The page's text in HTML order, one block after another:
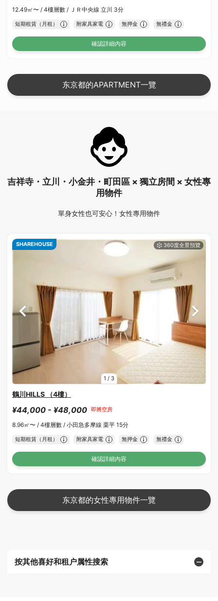
12.49㎡〜 / 4樓層數 / ＪＲ中央線 立川 3分
短期租賃（月租） 附家具家電 無押金 無禮金
確認詳細內容
东京都的APARTMENT一覽
吉祥寺・立川・小金井・町田區 × 獨立房間 × 女性專
用物件
單身女性也可安心！女性專用物件
1 / 3
SHAREHOUSE
鶴川HILLS （4樓）
¥44,000 - ¥48,000 即將空房
8.96㎡〜 / 4樓層數 / 小田急多摩線 栗平 15分
短期租賃（月租） 附家具家電 無押金 無禮金
確認詳細內容
东京都的女性專用物件一覽
按其他喜好和租户属性搜索